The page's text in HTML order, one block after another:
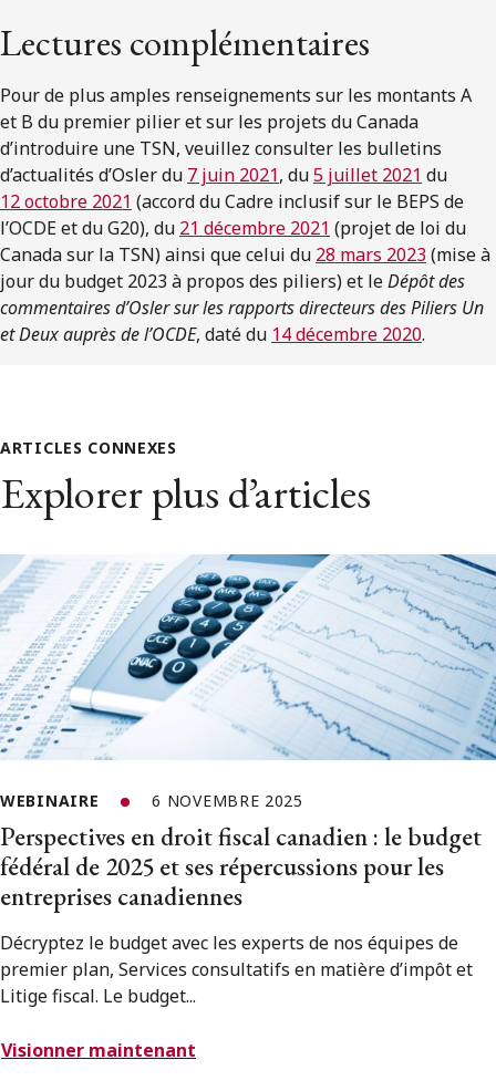
Lectures complémentaires
Pour de plus amples renseignements sur les montants A
et B du premier pilier et sur les projets du Canada
d’introduire une TSN, veuillez consulter les bulletins
d’actualités d’Osler du 7 juin 2021, du5 juillet 2021 du
12 octobre 2021 (accord du Cadre inclusif sur le BEPS de
l’OCDE et du G20), du 21 décembre 2021 (projet de loi du
Canada sur la TSN) ainsi que celui du 28 mars 2023 (mise à
jour du budget 2023 à propos des piliers) et leDépôt des
commentaires d’Osler sur les rapports directeurs des Piliers Un
et Deux auprès de l’OCDE, daté du 14 décembre 2020.
ARTICLES CONNEXES
Explorer plus d’articles
WEBINAIRE 6 NOVEMBRE 2025
Perspectives en droit fiscal canadien : le budget
fédéral de 2025 et ses répercussions pour les
entreprises canadiennes
Décryptez le budget avec les experts de nos équipes de
premier plan, Services consultatifs en matière d’impôt et
Litige fiscal. Le budget...
Visionner maintenant